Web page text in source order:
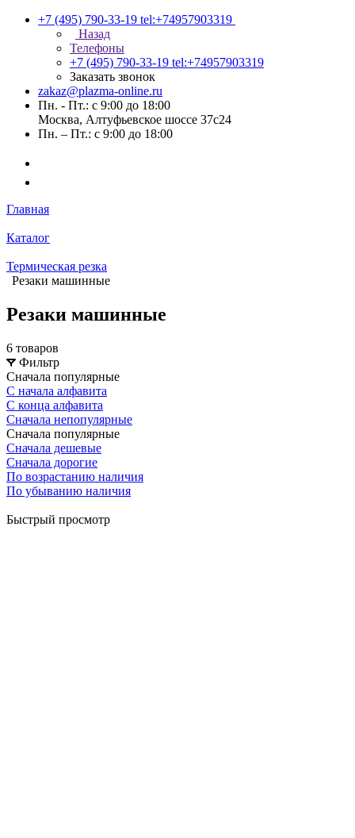
+7 (495) 790-33-19 tel:+74957903319
Назад
Телефоны
+7 (495) 790-33-19 tel:+74957903319
Заказать звонок
zakaz@plazma-online.ru
Пн. - Пт.: с 9:00 до 18:00
Москва, Алтуфьевское шоссе 37с24
Пн. – Пт.: с 9:00 до 18:00
Главная
Каталог
Термическая резка
Резаки машинные
Резаки машинные
6 товаров
Фильтр
Сначала популярные
С начала алфавита
С конца алфавита
Сначала непопулярные
Сначала популярные
Сначала дешевые
Сначала дорогие
По возрастанию наличия
По убыванию наличия
Быстрый просмотр